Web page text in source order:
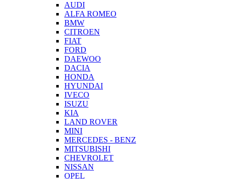
AUDI
ALFA ROMEO
BMW
CITROEN
FIAT
FORD
DAEWOO
DACIA
HONDA
HYUNDAI
IVECO
ISUZU
KIA
LAND ROVER
MINI
MERCEDES - BENZ
MITSUBISHI
CHEVROLET
NISSAN
OPEL